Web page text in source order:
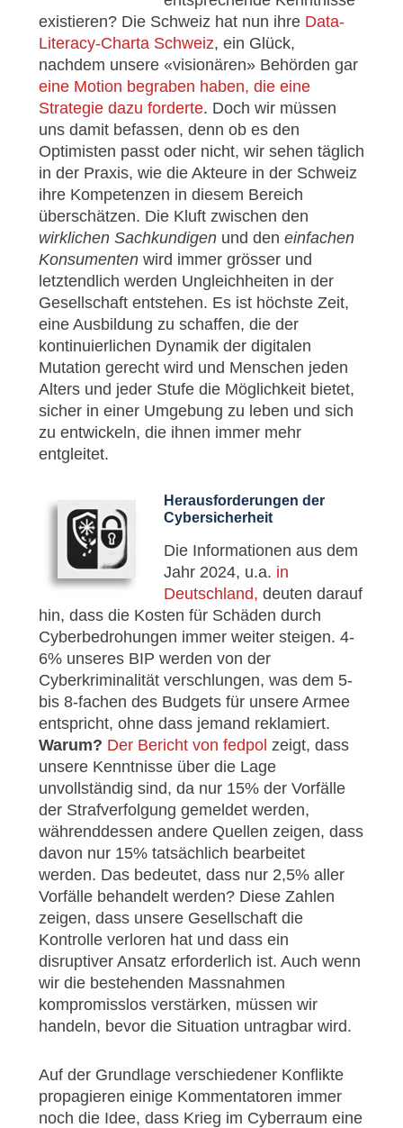
existieren? Die Schweiz hat nun ihre Data-
Literacy-Charta Schweiz, ein Glück,
nachdem unsere «visionären» Behörden gar
eine Motion begraben haben, die eine
Strategie dazu forderte. Doch wir müssen
uns damit befassen, denn ob es den
Optimisten passt oder nicht, wir sehen täglich
in der Praxis, wie die Akteure in der Schweiz
ihre Kompetenzen in diesem Bereich
überschätzen. Die Kluft zwischen den
wirklichen Sachkundigenund den einfachen
Konsumentenwird immer grösser und
letztendlich werden Ungleichheiten in der
Gesellschaft entstehen. Es ist höchste Zeit,
eine Ausbildung zu schaffen, die der
kontinuierlichen Dynamik der digitalen
Mutation gerecht wird und Menschen jeden
Alters und jeder Stufe die Möglichkeit bietet,
sicher in einer Umgebung zu leben und sich
zu entwickeln, die ihnen immer mehr
entgleitet.
Herausforderungen der
Cybersicherheit
Die Informationen aus dem
Jahr 2024, u.a. in
Deutschland, deuten darauf
hin, dass die Kosten für Schäden durch
Cyberbedrohungen immer weiter steigen. 4-
6% unseres BIP werden von der
Cyberkriminalität verschlungen, was dem 5-
bis 8-fachen des Budgets für unsere Armee
entspricht, ohne dass jemand reklamiert.
Warum? Der Bericht von fedpol zeigt, dass
unsere Kenntnisse über die Lage
unvollständig sind, da nur 15% der Vorfälle
der Strafverfolgung gemeldet werden,
währenddessen andere Quellen zeigen, dass
davon nur 15% tatsächlich bearbeitet
werden. Das bedeutet, dass nur 2,5% aller
Vorfälle behandelt werden? Diese Zahlen
zeigen, dass unsere Gesellschaft die
Kontrolle verloren hat und dass ein
disruptiver Ansatz erforderlich ist. Auch wenn
wir die bestehenden Massnahmen
kompromisslos verstärken, müssen wir
handeln, bevor die Situation untragbar wird.
Auf der Grundlage verschiedener Konflikte
propagieren einige Kommentatoren immer
noch die Idee, dass Krieg im Cyberraum eine